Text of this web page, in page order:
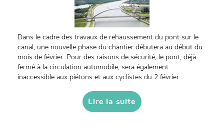
Dans le cadre des travaux de rehaussement du pont sur le
canal, une nouvelle phase du chantier débutera au début du
mois de février. Pour des raisons de sécurité, le pont, déjà
fermé à la circulation automobile, sera également
inaccessible aux piétons et aux cyclistes du 2 février...
Lire la suite